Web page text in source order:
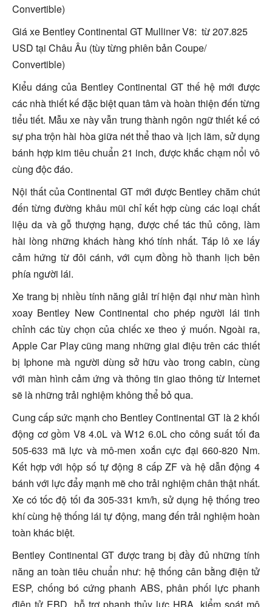
Convertible)
Giá xe Bentley Continental GT Mulliner V8: từ 207.825
USD tại Châu Âu (tùy từng phiên bản Coupe/
Convertible)
Kiểu dáng của Bentley Continental GT thế hệ mới được
các nhà thiết kế đặc biệt quan tâm và hoàn thiện đến từng
tiểu tiết. Mẫu xe này vẫn trung thành ngôn ngữ thiết kế có
sự pha trộn hài hòa giữa nét thể thao và lịch lãm, sử dụng
bánh hợp kim tiêu chuẩn 21 inch, được khắc chạm nổi vô
cùng độc đáo.
Nội thất của Continental GT mới được Bentley chăm chút
đến từng đường khâu mũi chỉ kết hợp cùng các loại chất
liệu da và gỗ thượng hạng, được chế tác thủ công, làm
hài lòng những khách hàng khó tính nhất. Táp lô xe lấy
cảm hứng từ đôi cánh, với cụm đồng hồ thanh lịch bên
phía người lái.
Xe trang bị nhiều tính năng giải trí hiện đại như màn hình
xoay Bentley New Continental cho phép người lái tinh
chỉnh các tùy chọn của chiếc xe theo ý muốn. Ngoài ra,
Apple Car Play cũng mang những giai điệu trên các thiết
bị Iphone mà người dùng sở hữu vào trong cabin, cùng
với màn hình cảm ứng và thông tin giao thông từ Internet
sẽ là những trải nghiệm không thể bỏ qua.
Cung cấp sức mạnh cho Bentley Continental GT là 2 khối
động cơ gồm V8 4.0L và W12 6.0L cho công suất tối đa
505-633 mã lực và mô-men xoắn cực đại 660-820 Nm.
Kết hợp với hộp số tự động 8 cấp ZF và hệ dẫn động 4
bánh với lực đẩy mạnh mẽ cho trải nghiệm chân thật nhất.
Xe có tốc độ tối đa 305-331 km/h, sử dụng hệ thống treo
khí cùng hệ thống lái tự động, mang đến trải nghiệm hoàn
toàn khác biệt.
Bentley Continental GT được trang bị đầy đủ những tính
năng an toàn tiêu chuẩn như: hệ thống cân bằng điện tử
ESP, chống bó cứng phanh ABS, phân phối lực phanh
điện tử EBD, hỗ trợ phanh thủy lực HBA, kiểm soát mô